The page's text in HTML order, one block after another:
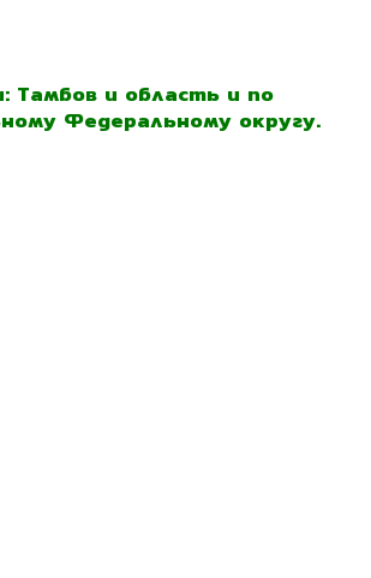
Тамбов и область и по
Федеральному округу.